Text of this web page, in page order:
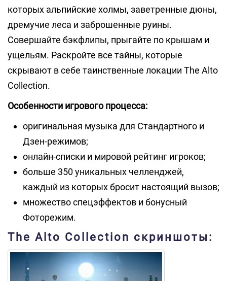
которых альпийские холмы, заветренные дюны,
дремучие леса и заброшенные руины.
Совершайте бэкфлипы, прыгайте по крышам и
ущельям. Раскройте все тайны, которые
скрывают в себе таинственные локации The Alto
Collection.
Особенности игрового процесса:
оригинальная музыка для Стандартного и
Дзен-режимов;
онлайн-списки и мировой рейтинг игроков;
больше 350 уникальных челленджей,
каждый из которых бросит настоящий вызов;
множество спецэффектов и бонусный
Фоторежим.
The Alto Collection скриншоты: